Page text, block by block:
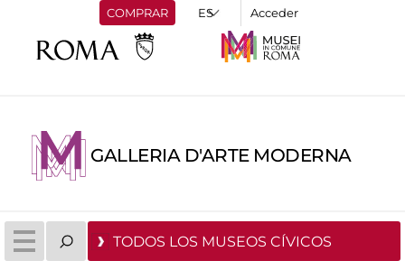
COMPRAR Acceder
GALLERIA D'ARTE MODERNA
TODOS LOS MUSEOS CÍVICOS